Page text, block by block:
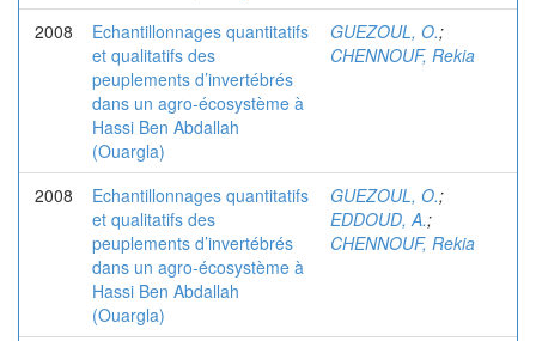
2008
Echantillonnages quantitatifs
et qualitatifs des
peuplements d’invertébrés
dans un agro-écosystème à
Hassi Ben Abdallah
(Ouargla)
GUEZOUL, O.;
CHENNOUF, Rekia
2008
Echantillonnages quantitatifs
et qualitatifs des
peuplements d’invertébrés
dans un agro-écosystème à
Hassi Ben Abdallah
(Ouargla)
GUEZOUL, O.;
EDDOUD, A.;
CHENNOUF, Rekia